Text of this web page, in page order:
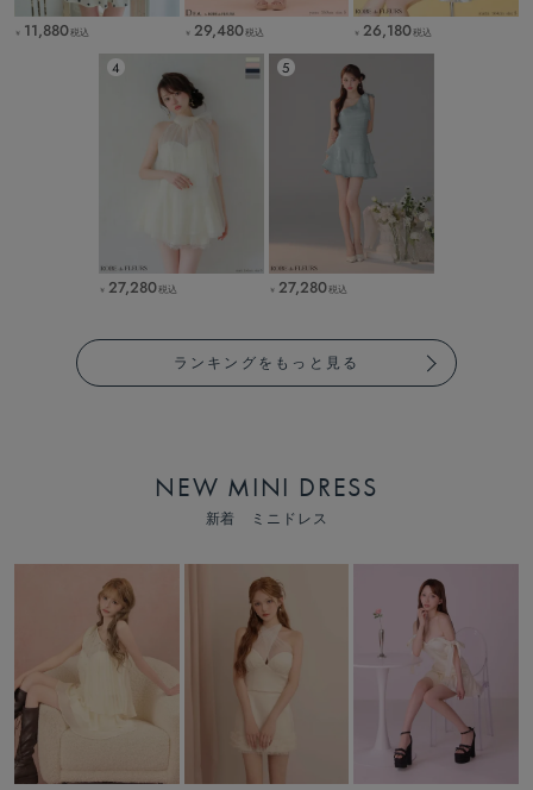
￥ 11,880税込 ￥ 29,480税込 ￥ 26,180税込
￥ 27,280税込 ￥ 27,280税込
ランキングをもっと見る
NEW MINI DRESS
新着 ミニドレス